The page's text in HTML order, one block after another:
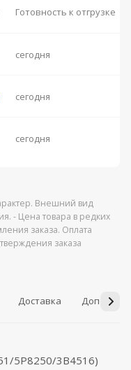
Готовность к отгрузке
сегодня
сегодня
сегодня
Внешний вид
- Цена товара в редких
заказа. Оплата
заказа
Доставка
5P8250/3B4516)